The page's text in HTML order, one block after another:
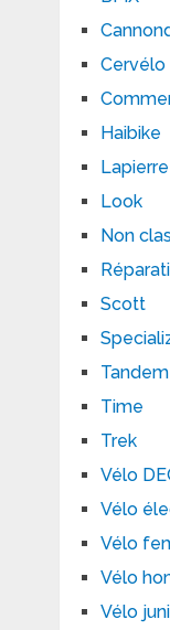
Cervélo
Haibike
Lapierre
Look
Non
Scott
Tandem
Time
Trek
Vélo
Vélo
Vélo
Vélo
Vélo